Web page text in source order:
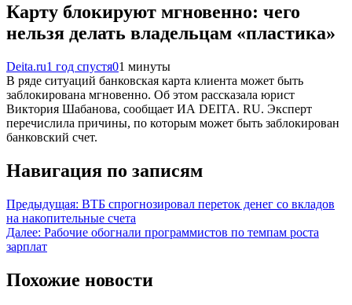
Карту блокируют мгновенно: чего
нельзя делать владельцам «пластика»
Deita.ru1 год спустя01 минуты
В ряде ситуаций банковская карта клиента может быть
заблокирована мгновенно. Об этом рассказала юрист
Виктория Шабанова, сообщает ИА DEITA. RU. Эксперт
перечислила причины, по которым может быть заблокирован
банковский счет.
Навигация по записям
Предыдущая: ВТБ спрогнозировал переток денег со вкладов
на накопительные счета
Далее: Рабочие обогнали программистов по темпам роста
зарплат
Похожие новости